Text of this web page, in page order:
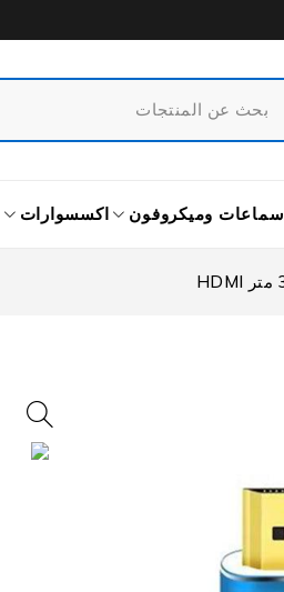
سماعات وميكروفون اكسسوارات